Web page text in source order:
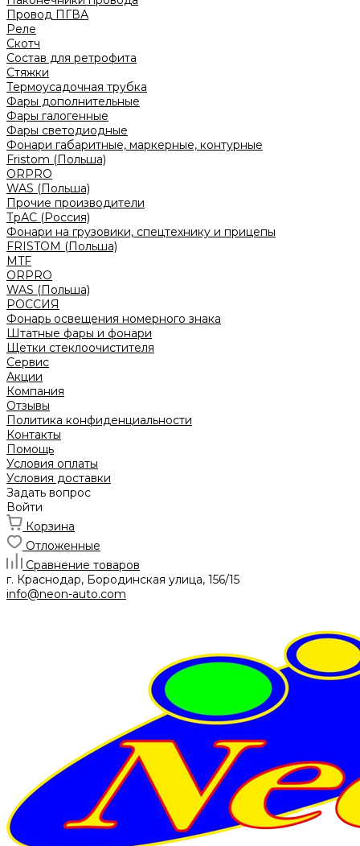
Провод ПГВА
Реле
Скотч
Состав для ретрофита
Стяжки
Термоусадочная трубка
Фары дополнительные
Фары галогенные
Фары светодиодные
Фонари габаритные, маркерные, контурные
Fristom (Польша)
ORPRO
WAS (Польша)
Прочие производители
ТрАС (Россия)
Фонари на грузовики, спецтехнику и прицепы
FRISTOM (Польша)
MTF
ORPRO
WAS (Польша)
РОССИЯ
Фонарь освещения номерного знака
Штатные фары и фонари
Щетки стеклоочистителя
Сервис
Акции
Компания
Отзывы
Политика конфиденциальности
Контакты
Помощь
Условия оплаты
Условия доставки
Задать вопрос
Войти
Корзина
Отложенные
Сравнение товаров
г. Краснодар, Бородинская улица, 156/15
info@neon-auto.com